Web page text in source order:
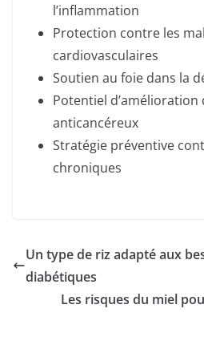
l’inflammation
Protection contre les
cardiovasculaires
Soutien au foie dans la
Potentiel
anticancéreux
Stratégie préventive
chroniques
Un type de riz adapté aux
diabétiques
Les risques du miel